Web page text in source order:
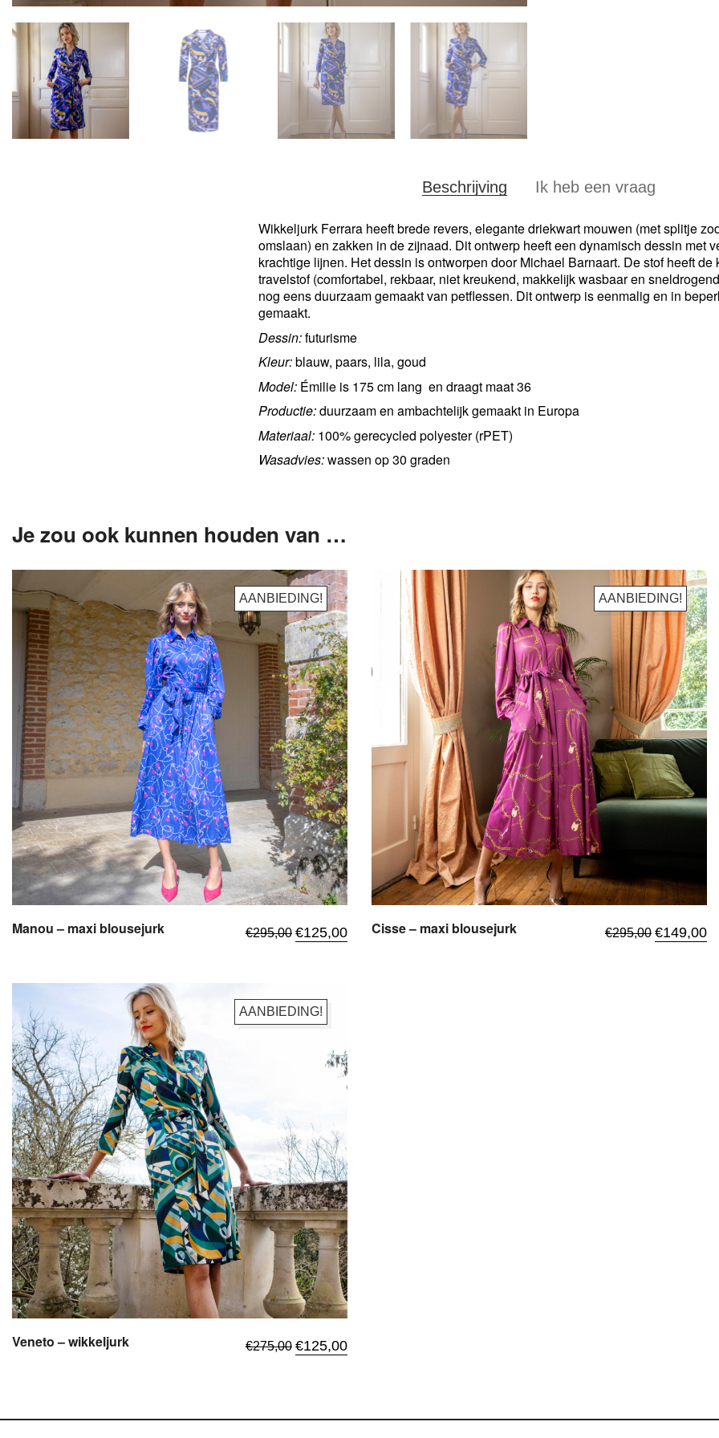
Beschrijving Ik heb een vraag
Wikkeljurk Ferrara heeft brede revers, elegante driekwart mouwen (met splitje
omslaan) en zakken in de zijnaad. Dit ontwerp heeft een dynamisch dessin met
krachtige lijnen. Het dessin is ontworpen door Michael Barnaart. De stof heeft de
travelstof (comfortabel, rekbaar, niet kreukend, makkelijk wasbaar en
nog eens duurzaam gemaakt van petflessen. Dit ontwerp is eenmalig en in
gemaakt.
Dessin:futurisme
Kleur:blauw, paars, lila, goud
Model: Émilie is 175 cm lang en draagt maat 36
Productie:duurzaam en ambachtelijk gemaakt in Europa
Materiaal: 100% gerecycled polyester (rPET)
Wasadvies:wassen op 30 graden
Je zou ook kunnen houden van …
AANBIEDING!
Manou – maxi blousejurk €295,00 Oorspronkelijke
prijs
€125,00Huidige
prijs
AANBIEDING!
Cisse – maxi blousejurk €295,00
prijs
€149,00
AANBIEDING!
Veneto – wikkeljurk €275,00 Oorspronkelijke
prijs
€125,00Huidige
prijs